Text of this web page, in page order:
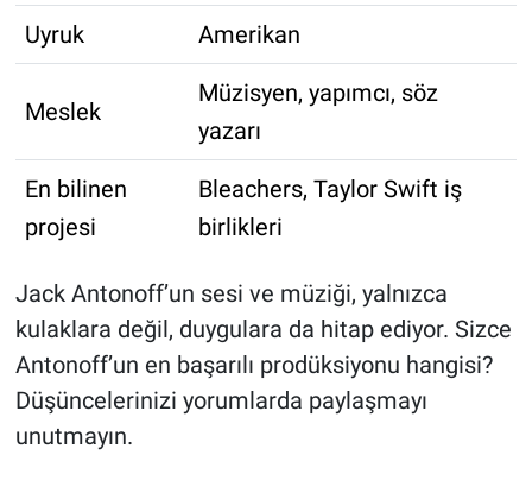
Uyruk Amerikan
Meslek
Müzisyen, yapımcı, söz
yazarı
En bilinen
projesi
Bleachers, Taylor Swift iş
birlikleri
Jack Antonoff’un sesi ve müziği, yalnızca
kulaklara değil, duygulara da hitap ediyor. Sizce
Antonoff’un en başarılı prodüksiyonu hangisi?
Düşüncelerinizi yorumlarda paylaşmayı
unutmayın.